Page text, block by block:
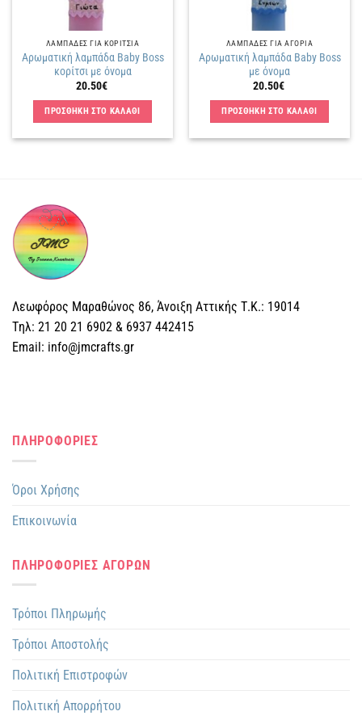
ΛΑΜΠΑΔΕΣ ΓΙΑ ΚΟΡΙΤΣΙΑ
Αρωματική λαμπάδα Baby Boss
κορίτσι με όνομα
20.50€
ΠΡΟΣΘΗΚΗ ΣΤΟ ΚΑΛΑΘΙ
ΛΑΜΠΑΔΕΣ ΓΙΑ ΑΓΟΡΙΑ
Αρωματική λαμπάδα Baby Boss
με όνομα
20.50€
ΠΡΟΣΘΗΚΗ ΣΤΟ ΚΑΛΑΘΙ
Λεωφόρος Μαραθώνος 86, Άνοιξη Αττικής Τ.Κ.: 19014
Tηλ: 21 20 21 6902 & 6937 442415
Email: info@jmcrafts.gr
ΠΛΗΡΟΦΟΡΙΕΣ
Όροι Χρήσης
Επικοινωνία
ΠΛΗΡΟΦΟΡΙΕΣ ΑΓΟΡΩΝ
Τρόποι Πληρωμής
Τρόποι Αποστολής
Πολιτική Επιστροφών
Πολιτική Απορρήτου